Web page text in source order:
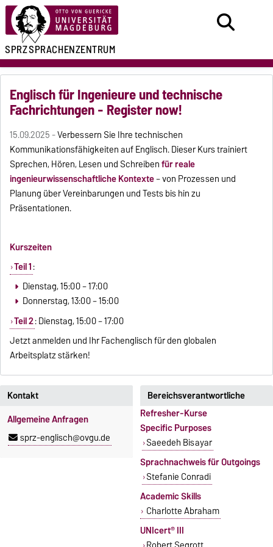
SPRZSPRACHENZENTRUM
Englisch für Ingenieure und technische
Fachrichtungen - Register now!
15.09.2025 -Verbessern Sie Ihre technischen
Kommunikationsfähigkeiten auf Englisch. Dieser Kurs trainiert
Sprechen, Hören, Lesen und Schreibenfür reale
ingenieurwissenschaftliche Kontexte– von Prozessen und
Planung über Vereinbarungen und Tests bis hin zu
Präsentationen.
Kurszeiten
Teil 1:
Dienstag, 15:00 – 17:00
Donnerstag, 13:00 – 15:00
Teil 2: Dienstag, 15:00 – 17:00
Jetzt anmelden und Ihr Fachenglisch für den globalen
Arbeitsplatz stärken!
Kontakt
Allgemeine Anfragen
sprz-englisch@ovgu.de
Bereichsverantwortliche
Refresher-Kurse
Specific Purposes
Saeedeh Bisayar
Sprachnachweis für Outgoings
Stefanie Conradi
Academic Skills
Charlotte Abraham
UNIcert® III